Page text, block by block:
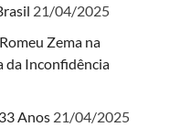
21/04/2025
Zema na
da Inconfidência
Anos 21/04/2025